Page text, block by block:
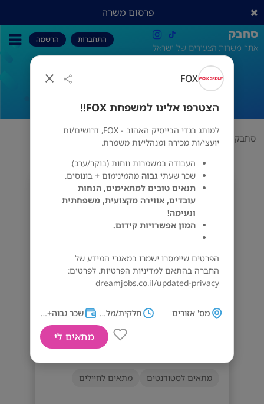
FOX
הצטרפו אלינו למשפחת FOX!!
למותג בגדי הבייסיק האהוב - FOX, דרושים/ות
יועצי/ות מכירה ומנהלי/ות משמרת.
העבודה במשמרות נוחות (בוקר/ערב).
שכר שעתי גבוה מהמינימום + בונוסים.
תנאים טובים למתאימים, הנחות
עובדים, אווירה מקצועית, משפחתית
ונעימה!
המון אפשרויות קידום.
הפרטים שיימסרו ישמרו במאגרי המידע של
החברה בהתאם למדיניות הפרטיות. לפרטים:
dreamjobs.co.il/updated-privacy
יכולת עבודה במשמרות
מס' אזורים חלקית/מלאה שכר גבוה+בונוס
מתאים לי
פרסום משרה
סחבק
אתר משרות הצעירים של ישראל
התחברות הרשמה
הצטרפו אלינו למשפחת FOX!!
סחבק אופנה FOX הצטרפו אלינו למשפחת FOX!!
FOX
מס' אזורים
הצטרפו אלינו למשפחת FOX!!
מתאים לסטודנטים מתאים לחיילים